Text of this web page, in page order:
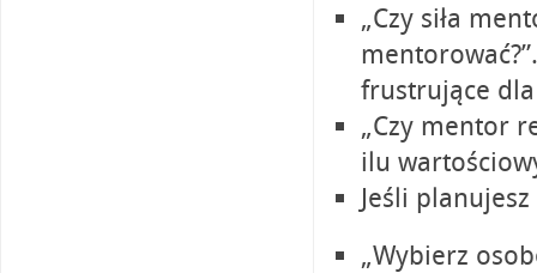
„Czy siła
frustrujące
„Czy mentor
ilu
Jeśli
„Wybierz